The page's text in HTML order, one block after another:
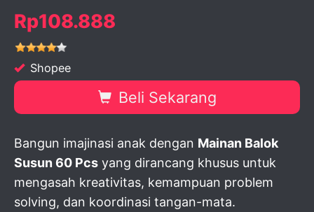
Rp108.888
Shopee
Beli Sekarang
Bangun imajinasi anak dengan Mainan Balok
Susun 60 Pcs yang dirancang khusus untuk
mengasah kreativitas, kemampuan problem
solving, dan koordinasi tangan-mata.